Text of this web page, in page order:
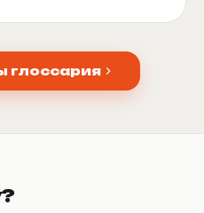
глоссария